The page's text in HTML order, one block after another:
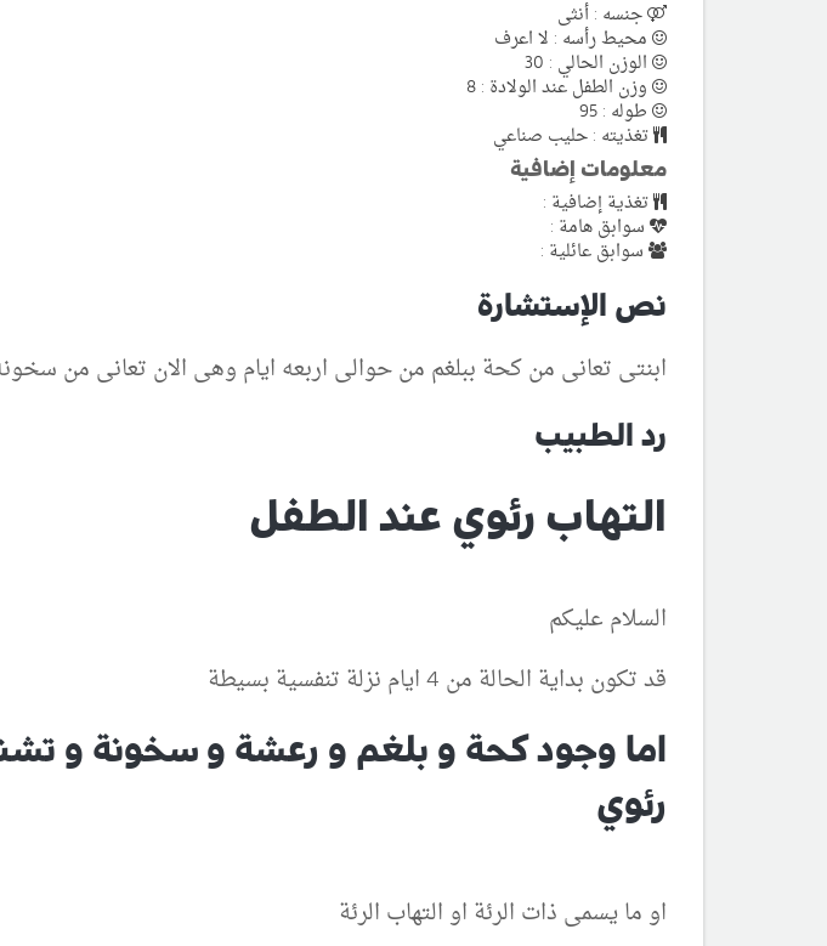
جنسه : أنثى
محيط رأسه : لا اعرف
الوزن الحالي : 30
وزن الطفل عند الولادة : 8
طوله : 95
تغذيته : حليب صناعي
معلومات إضافية
تغذية إضافية :
سوابق هامة :
سوابق عائلية :
نص الإستشارة
ابنتى تعانى من كحة ببلغم من حوالى اربعه ايام وهى الان تعانى من
رد الطبيب
التهاب رئوي عند الطفل
السلام عليكم
قد تكون بداية الحالة من 4 ايام نزلة تنفسية بسيطة
اما وجود كحة و بلغم و رعشة و سخونة و
رئوي
او ما يسمى ذات الرئة او التهاب الرئة